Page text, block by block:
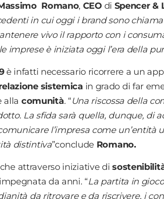
Romano, CEOdi Spencer &
in cui oggi i brand sono
vivo il rapporto con i
imprese è iniziata oggi l’era della
è infatti necessario ricorrere a un
sistemica in grado di far
alla comunità. “Una riscossa della
La sfida sarà quella, dunque, di
l’impresa come un’entità
distintiva”conclude Romano.
attraverso iniziative di
da anni. “La partita in
da ritrovare e da riscrivere, i